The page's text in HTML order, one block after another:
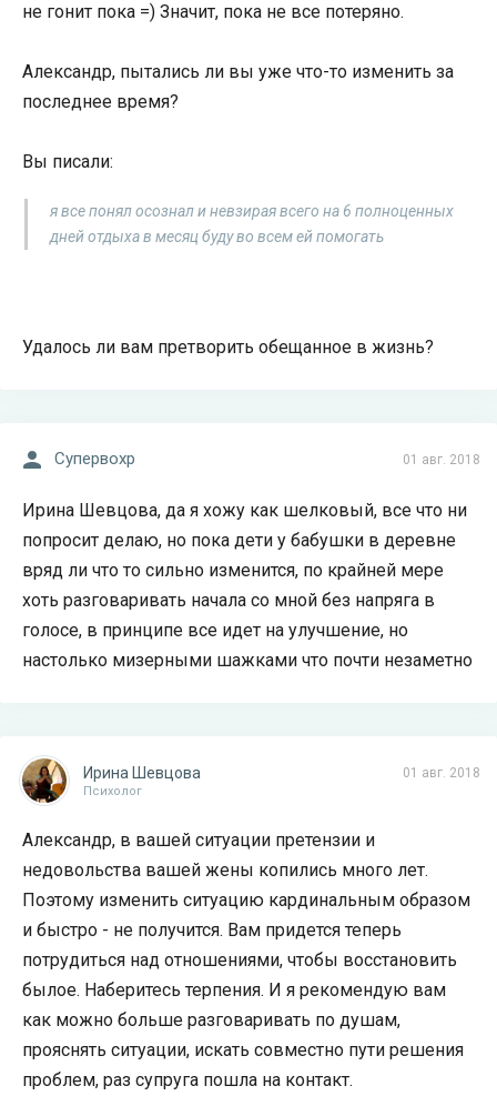
не гонит пока =) Значит, пока не все потеряно.
Александр, пытались ли вы уже что-то изменить за
последнее время?
Вы писали:
я все понял осознал и невзирая всего на 6 полноценных
дней отдыха в месяц буду во всем ей помогать
Удалось ли вам претворить обещанное в жизнь?
01 авг. 2018
Супервохр
Ирина Шевцова, да я хожу как шелковый, все что ни
попросит делаю, но пока дети у бабушки в деревне
вряд ли что то сильно изменится, по крайней мере
хоть разговаривать начала со мной без напряга в
голосе, в принципе все идет на улучшение, но
настолько мизерными шажками что почти незаметно
01 авг. 2018
Ирина Шевцова
Психолог
Александр, в вашей ситуации претензии и
недовольства вашей жены копились много лет.
Поэтому изменить ситуацию кардинальным образом
и быстро - не получится. Вам придется теперь
потрудиться над отношениями, чтобы восстановить
былое. Наберитесь терпения. И я рекомендую вам
как можно больше разговаривать по душам,
прояснять ситуации, искать совместно пути решения
проблем, раз супруга пошла на контакт.